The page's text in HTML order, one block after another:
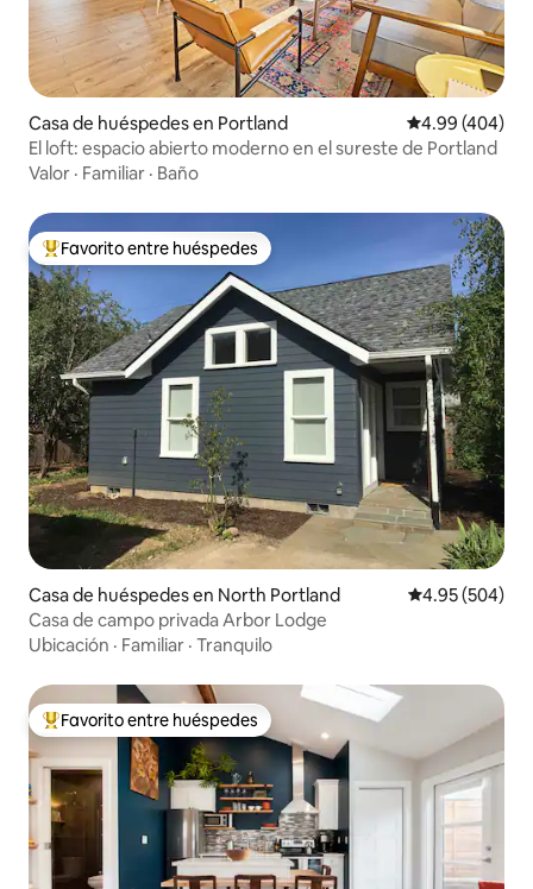
Casa de huéspedes en Portland Calificación
4.99 (404)
El loft: espacio abierto moderno en el sureste de Portland
Valor · Familiar · Baño
De los mejores en Favorito entre huéspedes
Favorito entre huéspedes
Casa de huéspedes en North Portland Calificación
4.95 (504)
Casa de campo privada Arbor Lodge
Ubicación · Familiar · Tranquilo
De los mejores en Favorito entre huéspedes
Favorito entre huéspedes